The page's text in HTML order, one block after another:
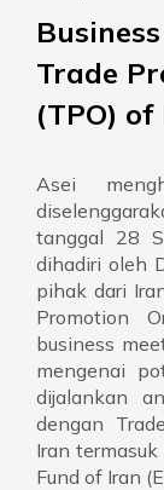
Trade
(TPO) of
Asei
tanggal 28
dihadiri oleh
pihak dari
Promotion
business
mengenai
dijalankan
dengan
Iran
Fund of Iran